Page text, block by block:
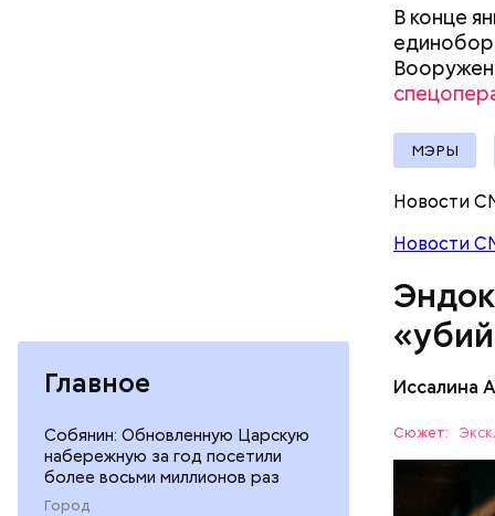
Главное
Собянин: Обновленную Царскую
набережную за год посетили
более восьми миллионов раз
Город
В конце
МЭРЫ
Новости
Новости
Иссалина
Сюжет:
При
Бычков: